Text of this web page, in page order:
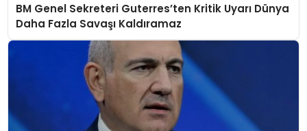
BM Genel Sekreteri Guterres’ten Kritik Uyarı Dünya
Daha Fazla Savaşı Kaldıramaz